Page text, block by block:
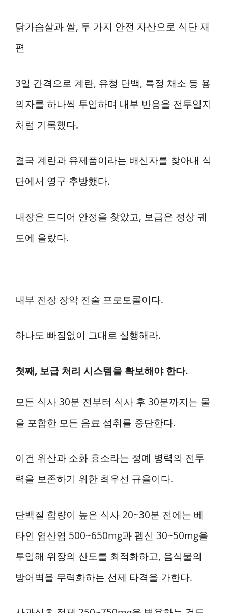
닭가슴살과 쌀, 두 가지 안전 자산으로 식단 재
편
3일 간격으로 계란, 유청 단백, 특정 채소 등 용
의자를 하나씩 투입하며 내부 반응을 전투일지
처럼 기록했다.
결국 계란과 유제품이라는 배신자를 찾아내 식
단에서 영구 추방했다.
내장은 드디어 안정을 찾았고, 보급은 정상 궤
도에 올랐다.
내부 전장 장악 전술 프로토콜이다.
하나도 빠짐없이 그대로 실행해라.
첫째, 보급 처리 시스템을 확보해야 한다.
모든 식사 30분 전부터 식사 후 30분까지는 물
을 포함한 모든 음료 섭취를 중단한다.
이건 위산과 소화 효소라는 정예 병력의 전투
력을 보존하기 위한 최우선 규율이다.
단백질 함량이 높은 식사 20~30분 전에는 베
타인 염산염 500~650mg과 펩신 30~50mg을
투입해 위장의 산도를 최적화하고, 음식물의
방어벽을 무력화하는 선제 타격을 가한다.